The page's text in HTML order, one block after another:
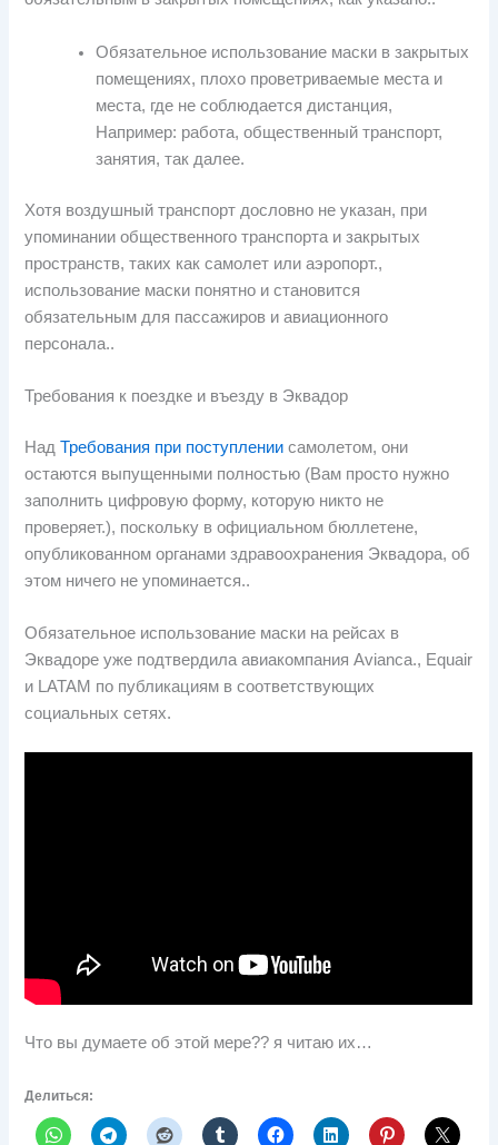
Обязательное использование маски в закрытых
помещениях, плохо проветриваемые места и
места, где не соблюдается дистанция,
Например: работа, общественный транспорт,
занятия, так далее.
Хотя воздушный транспорт дословно не указан, при
упоминании общественного транспорта и закрытых
пространств, таких как самолет или аэропорт.,
использование маски понятно и становится
обязательным для пассажиров и авиационного
персонала..
Требования к поездке и въезду в Эквадор
НадТребования при поступлении самолетом, они
остаются выпущенными полностью (Вам просто нужно
заполнить цифровую форму, которую никто не
проверяет.), поскольку в официальном бюллетене,
опубликованном органами здравоохранения Эквадора, об
этом ничего не упоминается..
Обязательное использование маски на рейсах в
Эквадоре уже подтвердила авиакомпания Avianca., Equair
и LATAM по публикациям в соответствующих
социальных сетях.
Что вы думаете об этой мере?? я читаю их…
Делиться: